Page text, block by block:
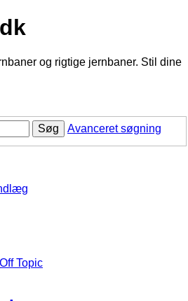
og rigtige jernbaner. Stil dine
Søg Avanceret søgning
Off Topic